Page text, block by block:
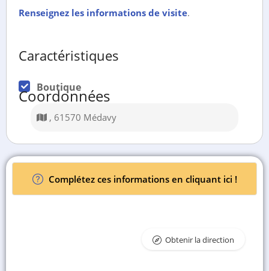
Renseignez les informations de visite.
Caractéristiques
Boutique
Coordonnées
, 61570 Médavy
Complétez ces informations en cliquant ici !
Obtenir la direction